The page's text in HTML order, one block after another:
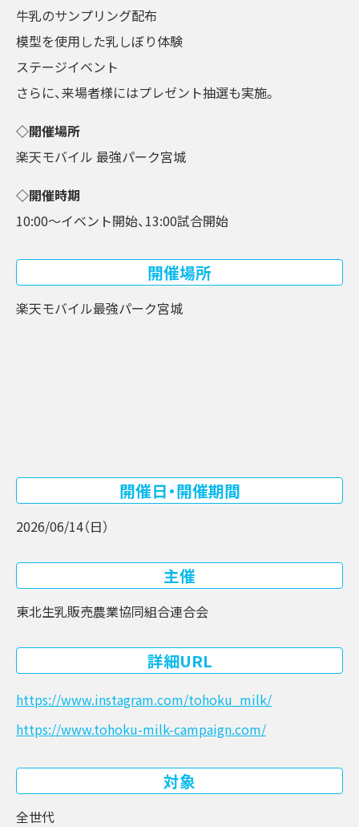
牛乳のサンプリング配布
模型を使用した乳しぼり体験
ステージイベント
さらに、来場者様にはプレゼント抽選も実施。
◇開催場所
楽天モバイル 最強パーク宮城
◇開催時期
10:00～イベント開始、13:00試合開始
開催場所
楽天モバイル最強パーク宮城
開催日・開催期間
2026/06/14（日）
主催
東北生乳販売農業協同組合連合会
詳細URL
https://www.instagram.com/tohoku_milk/
https://www.tohoku-milk-campaign.com/
対象
全世代